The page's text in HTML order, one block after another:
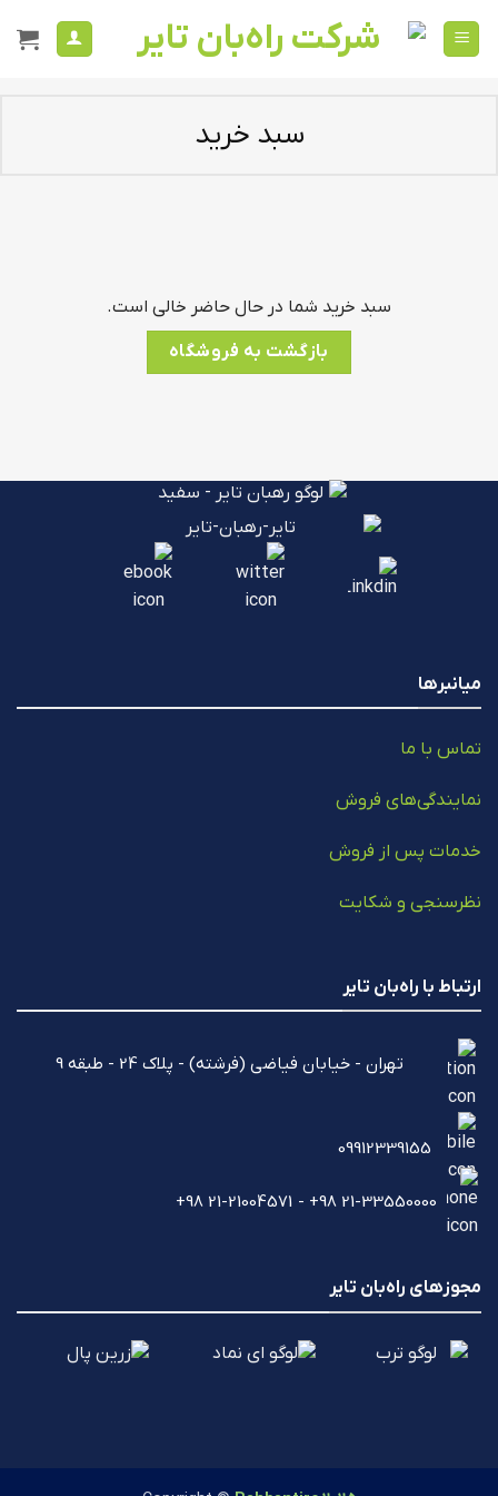
سبد خرید
سبد خرید شما در حال حاضر خالی است.
بازگشت به فروشگاه
میانبرها
تماس با ما
نمایندگی‌های فروش
خدمات پس از فروش
نظرسنجی و شکایت
ارتباط با راه‌بان تایر
تهران - خیابان فیاضی (فرشته) - پلاک 24 - طبقه 9
مجوزهای راه‌بان تایر